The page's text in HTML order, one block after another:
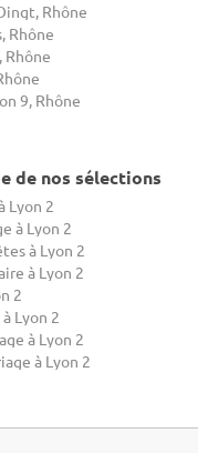
Rhône
Rhône
Rhône
9, Rhône
de nos sélections
Lyon 2
à Lyon 2
à Lyon 2
à Lyon 2
2
Lyon 2
à Lyon 2
à Lyon 2